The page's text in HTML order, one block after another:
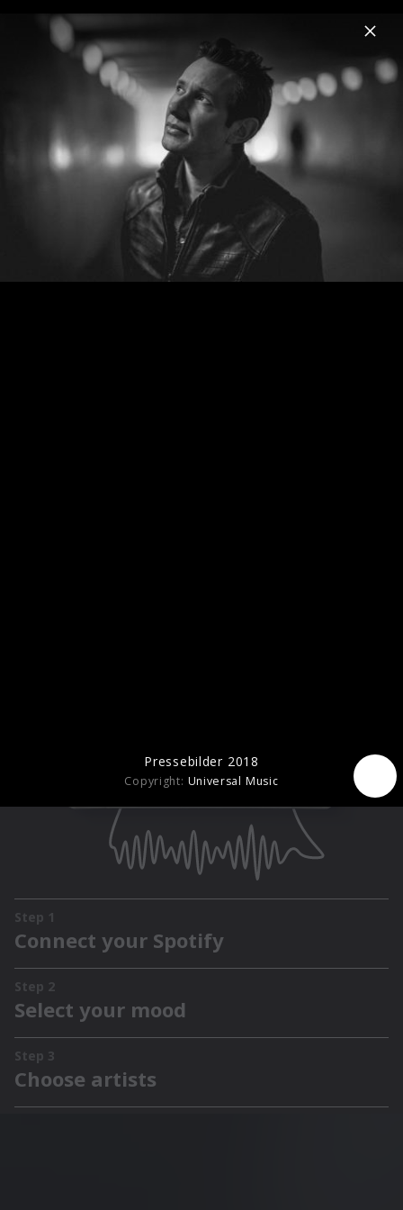
Menu
Home News Musik Videos Fotos
Pressebilder 2018
Pressebilder 2018
Copyright: Universal Music